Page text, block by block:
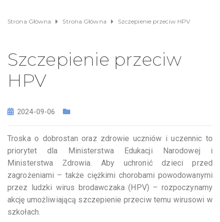
Strona Główna Strona Główna Szczepienie przeciw HPV
Szczepienie przeciw
HPV
2024-09-06
Troska o dobrostan oraz zdrowie uczniów i uczennic to
priorytet dla Ministerstwa Edukacji Narodowej i
Ministerstwa Zdrowia. Aby uchronić dzieci przed
zagrożeniami – także ciężkimi chorobami powodowanymi
przez ludzki wirus brodawczaka (HPV) – rozpoczynamy
akcję umożliwiającą szczepienie przeciw temu wirusowi w
szkołach.